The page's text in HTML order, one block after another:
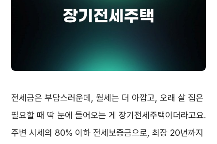
전세금은 부담스러운데, 월세는 더 아깝고, 오래 살 집은
필요할 때 딱 눈에 들어오는 게 장기전세주택이더라고요.
주변 시세의 80% 이하 전세보증금으로, 최장 20년까지